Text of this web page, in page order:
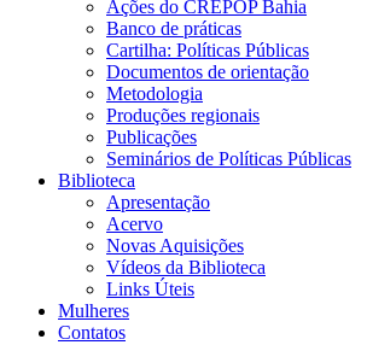
Ações do CREPOP Bahia
Banco de práticas
Cartilha: Políticas Públicas
Documentos de orientação
Metodologia
Produções regionais
Publicações
Seminários de Políticas Públicas
Biblioteca
Apresentação
Acervo
Novas Aquisições
Vídeos da Biblioteca
Links Úteis
Mulheres
Contatos